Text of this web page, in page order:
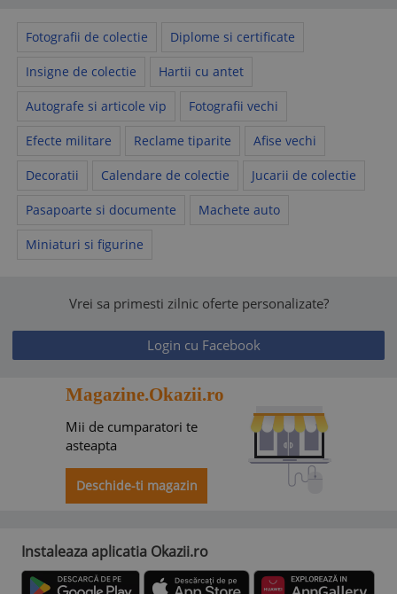
Fotografii de colectie Diplome si certificate
Insigne de colectie Hartii cu antet
Autografe si articole vip Fotografii vechi
Efecte militare Reclame tiparite Afise vechi
Decoratii Calendare de colectie Jucarii de colectie
Pasapoarte si documente Machete auto
Miniaturi si figurine
Vrei sa primesti zilnic oferte personalizate?
Login cu Facebook
Magazine.Okazii.ro
Mii de cumparatori te
asteapta
Deschide-ti magazin
Instaleaza aplicatia Okazii.ro